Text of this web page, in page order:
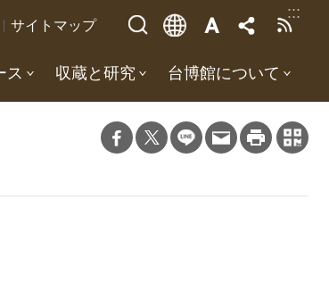
:::
サイトマップ
ス 収蔵と研究 台博館について